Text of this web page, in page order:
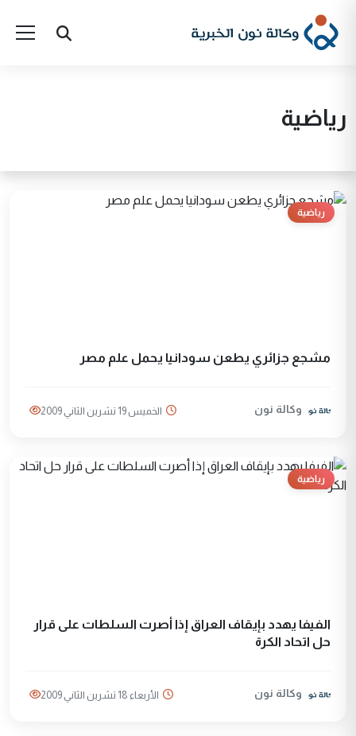
رياضية
رياضية
مشجع جزائري يطعن سودانيا يحمل علم مصر
وكالة نون الخميس 19 تشرين الثاني 2009
رياضية
الفيفا يهدد بإيقاف العراق إذا أصرت السلطات على قرار
حل اتحاد الكرة
وكالة نون الأربعاء 18 تشرين الثاني 2009